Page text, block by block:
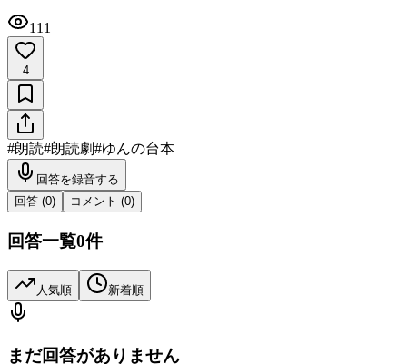
111
4
#朗読#朗読劇#ゆんの台本
回答を録音する
回答 (0) コメント (0)
回答一覧0件
人気順 新着順
まだ回答がありません